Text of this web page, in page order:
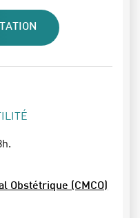
plus
Obstétrique (CMCO)